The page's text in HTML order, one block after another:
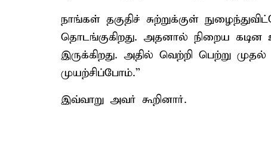
நாங்கள் தகுதிச் சுற்றுக்குள்
தொடங்குகிறது. அதனால் நிறைய
இருக்கிறது. அதில் வெற்றி பெற்று
முயற்சிப்போம்.”
இவ்வாறு அவர் கூறினார்.